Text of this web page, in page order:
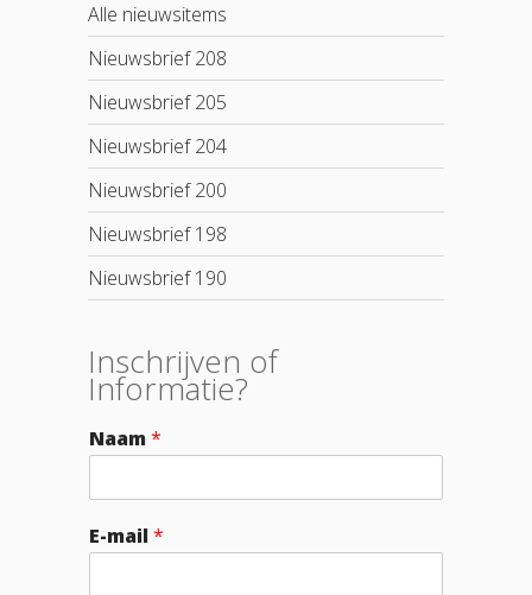
Alle nieuwsitems
Nieuwsbrief 208
Nieuwsbrief 205
Nieuwsbrief 204
Nieuwsbrief 200
Nieuwsbrief 198
Nieuwsbrief 190
Inschrijven of
Informatie?
Naam*
E-mail*